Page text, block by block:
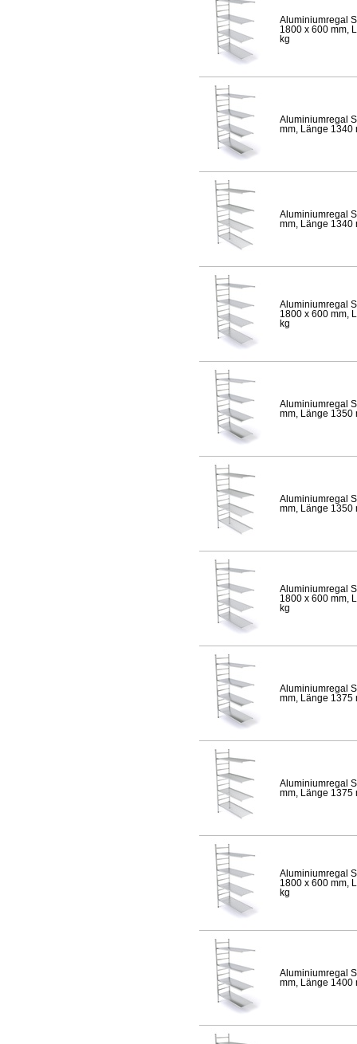
Aluminiumregal
1800 x 600 mm,
kg
Aluminiumregal
mm, Länge 1340
Aluminiumregal
mm, Länge 1340
Aluminiumregal
1800 x 600 mm,
kg
Aluminiumregal
mm, Länge 1350
Aluminiumregal
mm, Länge 1350
Aluminiumregal
1800 x 600 mm,
kg
Aluminiumregal
mm, Länge 1375
Aluminiumregal
mm, Länge 1375
Aluminiumregal
1800 x 600 mm,
kg
Aluminiumregal
mm, Länge 1400